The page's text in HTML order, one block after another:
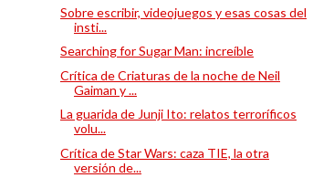
Sobre escribir, videojuegos y esas cosas del
insti...
Searching for Sugar Man: increíble
Crítica de Criaturas de la noche de Neil
Gaiman y ...
La guarida de Junji Ito: relatos terroríficos
volu...
Crítica de Star Wars: caza TIE, la otra
versión de...